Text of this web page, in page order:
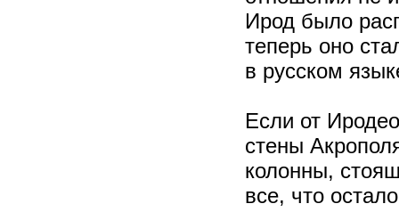
Ирод было
теперь оно
в русском
Если от
стены
колонны,
все, что